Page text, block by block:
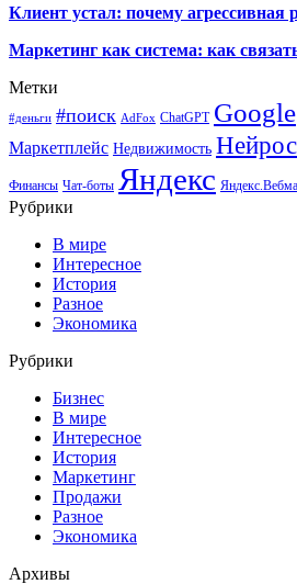
Клиент устал: почему агрессивная
Маркетинг как система: как
Метки
#деньги #поиск AdFox ChatGPT Google
Маркетплейс Недвижимость
Финансы Чат-боты Яндекс
Рубрики
В мире
Интересное
История
Разное
Экономика
Рубрики
Бизнес
В мире
Интересное
История
Маркетинг
Продажи
Разное
Экономика
Архивы